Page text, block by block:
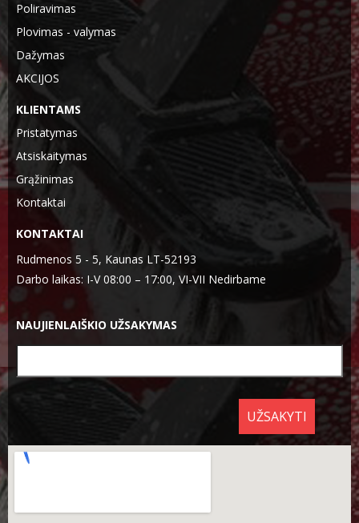
Poliravimas
Plovimas - valymas
Dažymas
AKCIJOS
KLIENTAMS
Pristatymas
Atsiskaitymas
Grąžinimas
Kontaktai
KONTAKTAI
Rudmenos 5 - 5, Kaunas LT-52193
Darbo laikas: I-V 08:00 – 17:00, VI-VII Nedirbame
NAUJIENLAIŠKIO UŽSAKYMAS
UŽSAKYTI